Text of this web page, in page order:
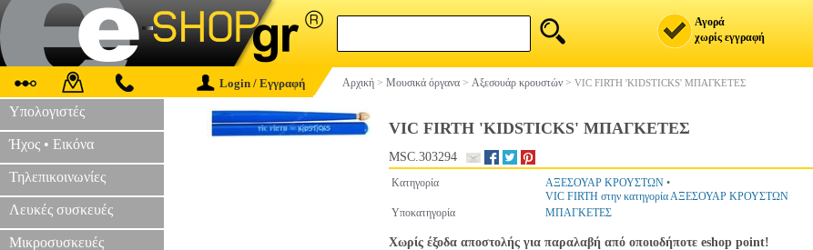
Αγορά
χωρίς εγγραφή
Login / Εγγραφή Αρχική > Μουσικά όργανα > Αξεσουάρ κρουστών > VIC FIRTH 'KIDSTICKS' ΜΠΑΓΚΕΤΕΣ
Υπολογιστές
Ήχος • Εικόνα
Τηλεπικοινωνίες
Λευκές συσκευές
Μικροσυσκευές
VIC FIRTH 'KIDSTICKS' ΜΠΑΓΚΕΤΕΣ
MSC.303294
Κατηγορία ΑΞΕΣΟΥΑΡ ΚΡΟΥΣΤΩΝ•
VIC FIRTH στην κατηγορία ΑΞΕΣΟΥΑΡ ΚΡΟΥΣΤΩΝ
Υποκατηγορία
ΜΠΑΓΚΕΤΕΣ
Χωρίς έξοδα αποστολής για παραλαβή από οποιοδήποτε eshop point!